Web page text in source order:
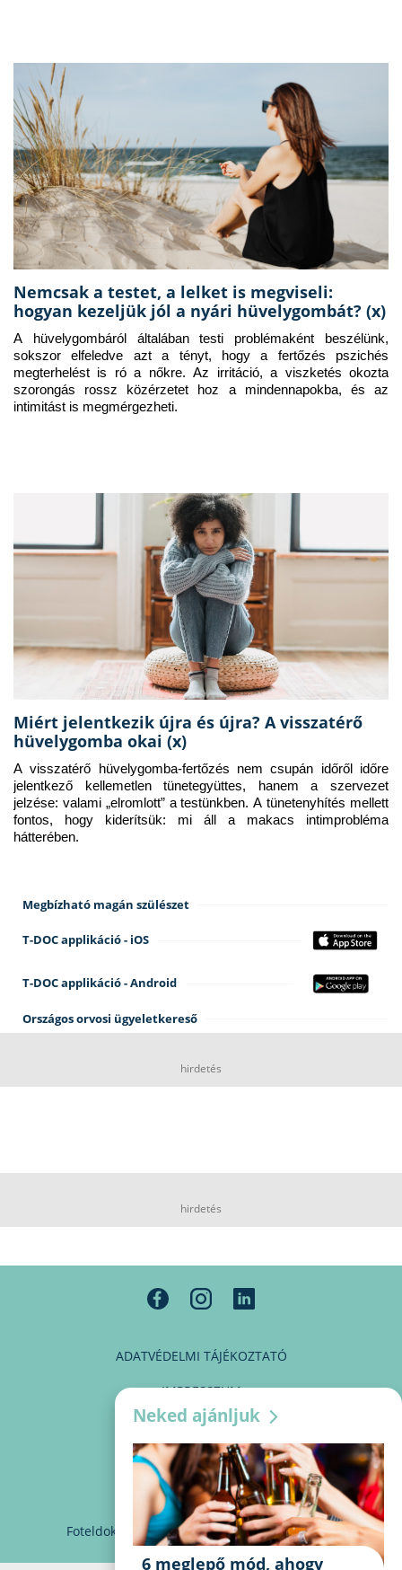
Nemcsak a testet, a lelket is megviseli:
hogyan kezeljük jól a nyári hüvelygombát? (x)
A hüvelygombáról általában testi problémaként beszélünk,
sokszor elfeledve azt a tényt, hogy a fertőzés pszichés
megterhelést is ró a nőkre. Az irritáció, a viszketés okozta
szorongás rossz közérzetet hoz a mindennapokba, és az
intimitást is megmérgezheti.
Miért jelentkezik újra és újra? A visszatérő
hüvelygomba okai (x)
A visszatérő hüvelygomba-fertőzés nem csupán időről időre
jelentkező kellemetlen tünetegyüttes, hanem a szervezet
jelzése: valami „elromlott” a testünkben. A tünetenyhítés mellett
fontos, hogy kiderítsük: mi áll a makacs intimprobléma
hátterében.
Megbízható magán szülészet
T-DOC applikáció - iOS
T-DOC applikáció - Android
Országos orvosi ügyeletkereső
hirdetés
hirdetés
ADATVÉDELMI TÁJÉKOZTATÓ
IMPRESSZUM
MÉDIAAJÁNLAT
PARTNEREINK
KAPCSOLAT
Foteldoki info@foteldoki.hu Süti beállítások
Neked ajánljuk
6 meglepő mód, ahogy